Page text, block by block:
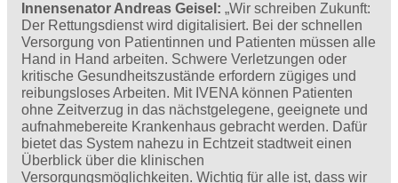
Innensenator Andreas Geisel: „Wir schreiben Zukunft:
Der Rettungsdienst wird digitalisiert. Bei der schnellen
Versorgung von Patientinnen und Patienten müssen alle
Hand in Hand arbeiten. Schwere Verletzungen oder
kritische Gesundheitszustände erfordern zügiges und
reibungsloses Arbeiten. Mit IVENA können Patienten
ohne Zeitverzug in das nächstgelegene, geeignete und
aufnahmebereite Krankenhaus gebracht werden. Dafür
bietet das System nahezu in Echtzeit stadtweit einen
Überblick über die klinischen
Versorgungsmöglichkeiten. Wichtig für alle ist, dass wir